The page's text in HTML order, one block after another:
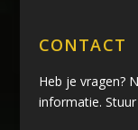
CONTACT
Heb je vragen?
informatie.